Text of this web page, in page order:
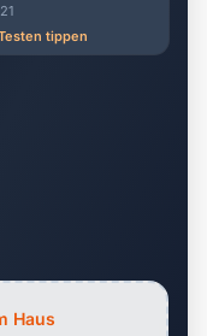
tippen
Haus